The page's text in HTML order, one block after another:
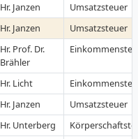
Hr. Janzen
Umsatzsteuer
Hr. Janzen
Umsatzsteuer
Hr. Prof. Dr.
Brähler
Hr. Licht
Hr. Janzen
Umsatzsteuer
Hr. Unterberg